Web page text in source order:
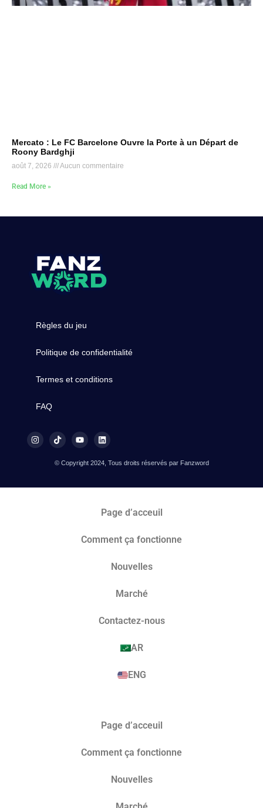
Mercato : Le FC Barcelone Ouvre la Porte à un Départ de
Roony Bardghji
août 7, 2026 Aucun commentaire
Read More »
Règles du jeu
Politique de confidentialité
Termes et conditions
FAQ
© Copyright 2024, Tous droits réservés par Fanzword
Page d’acceuil
Comment ça fonctionne
Nouvelles
Marché​
Contactez-nous
AR
ENG
Page d’acceuil
Comment ça fonctionne
Nouvelles